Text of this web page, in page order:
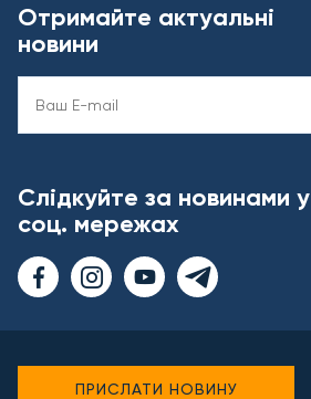
Отримайте актуальні
новини
Слідкуйте за новинами у
соц. мережах
ПРИСЛАТИ НОВИНУ